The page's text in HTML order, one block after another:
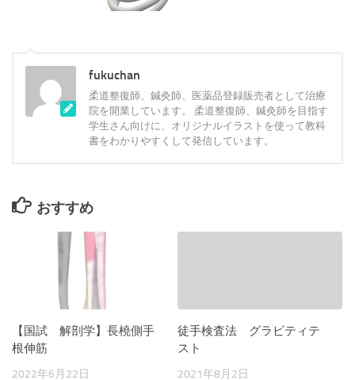
fukuchan
柔道整復師、鍼灸師、医薬品登録販売者として治療
院を開業しています。 柔道整復師、鍼灸師を目指す
学生さん向けに、オリジナルイラストを使って教科
書をわかりやすくして発信しています。
おすすめ
【国試 解剖学】長橈側手
根伸筋
2022年6月22日
徒手検査法 グラビティテ
スト
2021年8月2日